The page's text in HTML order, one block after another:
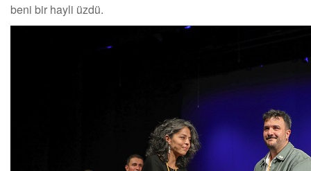
beni bir hayli üzdü.